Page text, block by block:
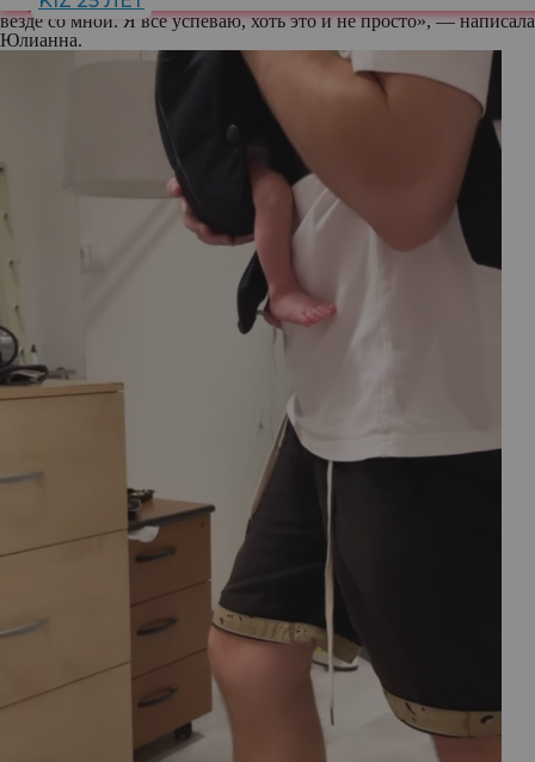
везде со мной. Я все успеваю, хоть это и не просто», — написала
Юлианна.